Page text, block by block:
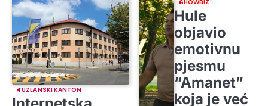
TUZLANSKI KANTON
SHOWBIZ
Hule
objavio
emotivnu
pjesmu
“Amanet”
koja je već